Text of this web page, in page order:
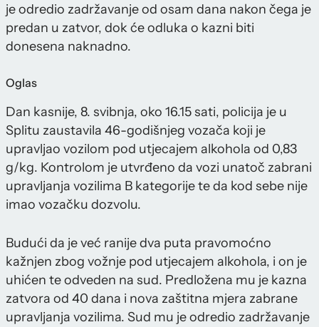
je odredio zadržavanje od osam dana nakon čega je
predan u zatvor, dok će odluka o kazni biti
donesena naknadno.
Oglas
Dan kasnije, 8. svibnja, oko 16.15 sati, policija je u
Splitu zaustavila 46-godišnjeg vozača koji je
upravljao vozilom pod utjecajem alkohola od 0,83
g/kg. Kontrolom je utvrđeno da vozi unatoč zabrani
upravljanja vozilima B kategorije te da kod sebe nije
imao vozačku dozvolu.
Budući da je već ranije dva puta pravomoćno
kažnjen zbog vožnje pod utjecajem alkohola, i on je
uhićen te odveden na sud. Predložena mu je kazna
zatvora od 40 dana i nova zaštitna mjera zabrane
upravljanja vozilima. Sud mu je odredio zadržavanje